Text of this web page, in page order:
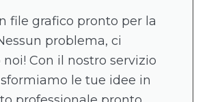
file grafico pronto per la
problema, ci
Con il nostro servizio
le tue idee in